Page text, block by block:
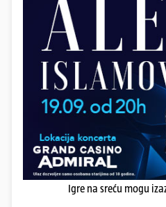
Igre na sreću mogu